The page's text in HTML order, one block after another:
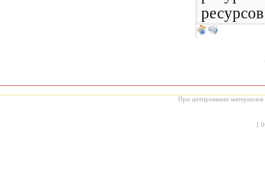
При цитировании материалов
[